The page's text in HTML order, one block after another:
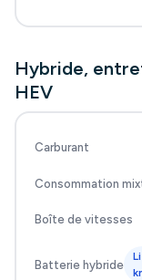
Hybride,
HEV
Carburant
Consommation
Boîte de vitesses
Batterie hybride